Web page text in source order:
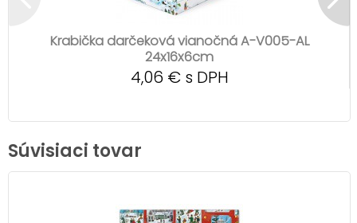
Krabička darčeková vianočná A-V005-AL
24x16x6cm
4,06 € s DPH
Súvisiaci tovar